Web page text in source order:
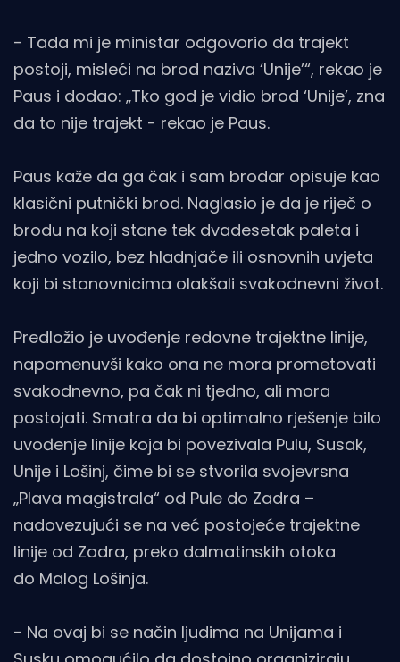
- Tada mi je ministar odgovorio da trajekt
postoji, misleći na brod naziva ‘Unije’“, rekao je
Paus i dodao: „Tko god je vidio brod ‘Unije’, zna
da to nije trajekt - rekao je Paus.
Paus kaže da ga čak i sam brodar opisuje kao
klasični putnički brod. Naglasio je da je riječ o
brodu na koji stane tek dvadesetak paleta i
jedno vozilo, bez hladnjače ili osnovnih uvjeta
koji bi stanovnicima olakšali svakodnevni život.
Predložio je uvođenje redovne trajektne linije,
napomenuvši kako ona ne mora prometovati
svakodnevno, pa čak ni tjedno, ali mora
postojati. Smatra da bi optimalno rješenje bilo
uvođenje linije koja bi povezivala Pulu, Susak,
Unije i Lošinj, čime bi se stvorila svojevrsna
„Plava magistrala“ od Pule do Zadra –
nadovezujući se na već postojeće trajektne
linije od Zadra, preko dalmatinskih otoka
do Malog Lošinja.
- Na ovaj bi se način ljudima na Unijama i